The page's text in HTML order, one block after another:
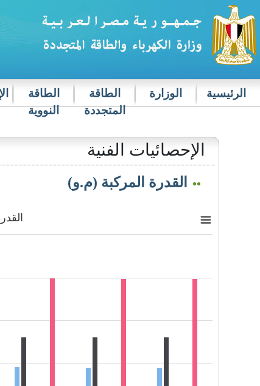
الرئيسية الوزارة
الطاقة
المتجددة
الطاقة
النووية
الإحصائيات الفنية
القدرة المركبة (م.و)